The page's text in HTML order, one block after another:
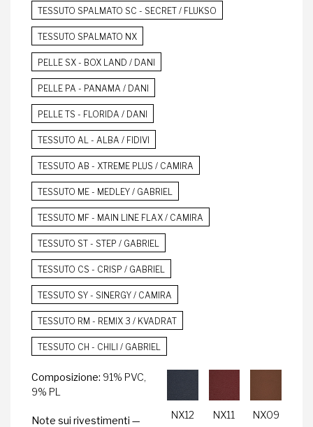
TESSUTO SPALMATO SC - SECRET / FLUKSO
TESSUTO SPALMATO NX
PELLE SX - BOX LAND / DANI
PELLE PA - PANAMA / DANI
PELLE TS - FLORIDA / DANI
TESSUTO AL - ALBA / FIDIVI
TESSUTO AB - XTREME PLUS / CAMIRA
TESSUTO ME - MEDLEY / GABRIEL
TESSUTO MF - MAIN LINE FLAX / CAMIRA
TESSUTO ST - STEP / GABRIEL
TESSUTO CS - CRISP / GABRIEL
TESSUTO SY - SINERGY / CAMIRA
TESSUTO RM - REMIX 3 / KVADRAT
TESSUTO CH - CHILI / GABRIEL
Composizione: 91% PVC,
9% PL
Note sui rivestimenti —
NX12 NX11 NX09